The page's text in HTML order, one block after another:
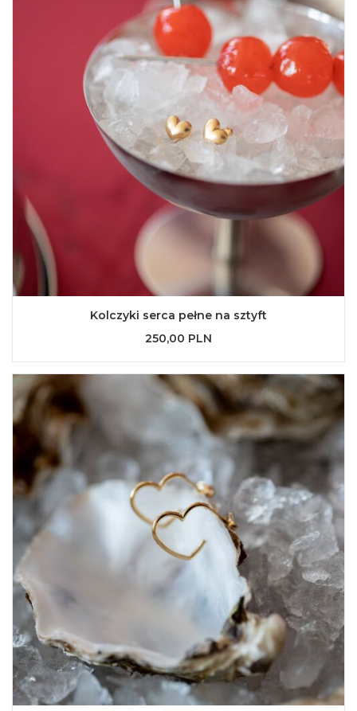
Kolczyki serca pełne na sztyft
250,00 PLN